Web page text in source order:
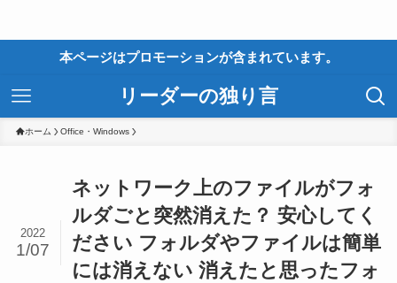
本ページはプロモーションが含まれています。
リーダーの独り言
ホーム Office・Windows
ネットワーク上のファイルがフォ
ルダごと突然消えた？ 安心してく
ださい フォルダやファイルは簡単
には消えない 消えたと思ったフォ
2022
1/07